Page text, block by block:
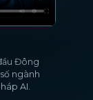
Đông
ngành
AI.